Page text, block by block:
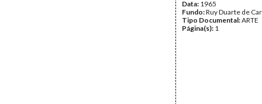
Data: 1965
Fundo:Ruy Duarte de
Tipo Documental:ARTE
Página(s): 1